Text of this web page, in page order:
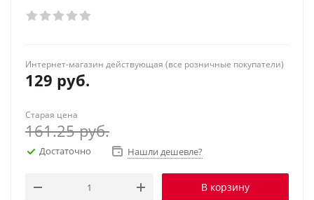
Интернет-магазин действующая (все розничные покупатели)
129 руб.
Старая цена
161.25руб.
Достаточно Нашли дешевле?
В корзину